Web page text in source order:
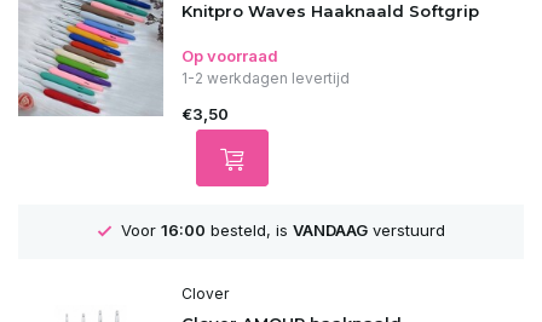
Knitpro Waves Haaknaald Softgrip
Op voorraad
1-2 werkdagen levertijd
€3,50
Voor 16:00 besteld, is VANDAAGverstuurd
Clover